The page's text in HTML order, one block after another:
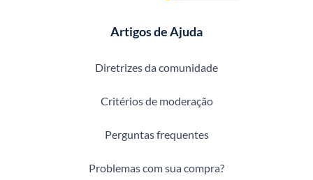
Artigos de Ajuda
Diretrizes da comunidade
Critérios de moderação
Perguntas frequentes
Problemas com sua compra?